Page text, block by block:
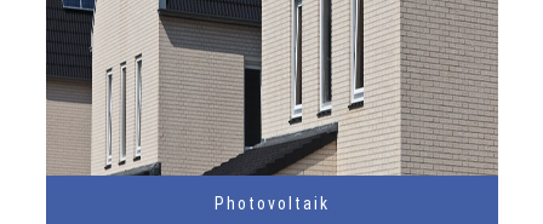
Photovoltaik